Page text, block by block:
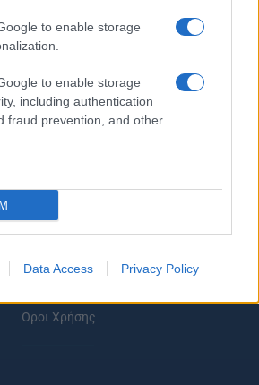
to enable storage
to enable storage
including authentication
fraud prevention, and other
Data Access Privacy Policy
ΕΙΔΗΣΕΙΣ Η ΠΑΙΔΕΙΑ
με το iPaideia.gr
Πολιτική Απορρήτου
Όροι Χρήσης